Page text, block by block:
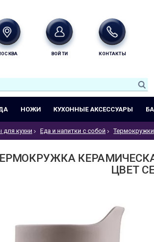
ВОЙТИ КОНТАКТЫ
НОЖИ КУХОННЫЕ АКСЕССУАРЫ
для кухни Еда и напитки с собой Термокружки
ЦВЕТ